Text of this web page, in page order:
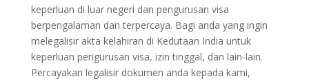
keperluan di luar negeri dan pengurusan visa
berpengalaman dan terpercaya. Bagi anda yang ingin
melegalisir akta kelahiran di Kedutaan India untuk
keperluan pengurusan visa, izin tinggal, dan lain-lain.
Percayakan legalisir dokumen anda kepada kami,